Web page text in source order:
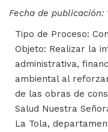
Fecha de publicación:
Tipo de Proceso:
Objeto: Realizar la
administrativa,
ambiental al
de las obras de
Salud Nuestra
La Tola,